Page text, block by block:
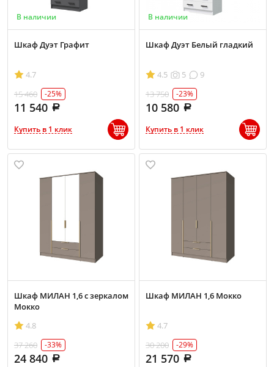
В наличии
Шкаф Дуэт Графит
4.7
15 460
-25%
11 540
Купить в 1 клик
В наличии
Шкаф Дуэт Белый гладкий
4.5 5
9
13 750
-23%
10 580
Купить в 1 клик
Шкаф МИЛАН 1,6 с зеркалом
Мокко
4.8
37 260
-33%
24 840
Шкаф МИЛАН 1,6 Мокко
4.7
30 200
-29%
21 570